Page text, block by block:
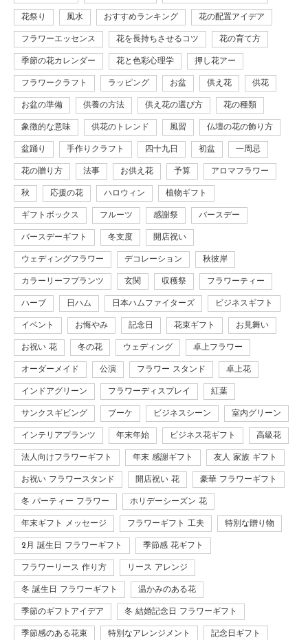
花祭り 風水 おすすめランキング 花の配置アイデア
フラワーエッセンス 花を長持ちさせるコツ 花の育て方
季節の花カレンダー 花と色彩心理学 押し花アー
フラワークラフト ラッピング お盆 供え花 供花
お盆の準備 供養の方法 供え花の選び方 花の種類
象徴的な意味 供花のトレンド 風習 仏壇の花の飾り方
盆踊り 手作りクラフト 四十九日 初盆 一周忌
花の贈り方 法事 お供え花 予算 アロマフラワー
秋 応援の花 ハロウィン 植物ギフト
ギフトボックス フルーツ 感謝祭 バースデー
バースデーギフト 冬支度 開店祝い
ウェディングフラワー デコレーション 秋彼岸
カラーリーフプランツ 玄関 収穫祭 フラワーティー
ハーブ 日ハム 日本ハムファイターズ ビジネスギフト
イベント お悔やみ 記念日 花束ギフト お見舞い
お祝い 花 冬の花 ウェディング 卓上フラワー
オーダーメイド 公演 フラワー スタンド 卓上花
インドアグリーン フラワーディスプレイ 紅葉
サンクスギビング ブーケ ビジネスシーン 室内グリーン
インテリアプランツ 年末年始 ビジネス花ギフト 高級花
法人向けフラワーギフト 年末 感謝ギフト 友人 家族 ギフト
お祝い フラワースタンド 開店祝い 花 豪華 フラワーギフト
冬 パーティー フラワー ホリデーシーズン 花
年末ギフト メッセージ フラワーギフト 工夫 特別な贈り物
2月 誕生日 フラワーギフト 季節感 花ギフト
フラワーリース 作り方 リース アレンジ
冬 誕生日 フラワーギフト 温かみのある花
季節のギフトアイデア 冬 結婚記念日 フラワーギフト
季節感のある花束 特別なアレンジメント 記念日ギフト